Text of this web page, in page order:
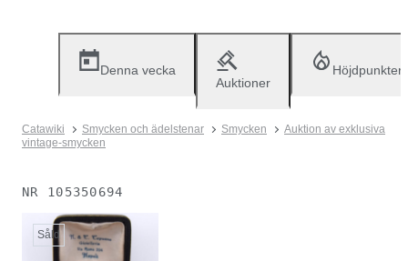
Denna vecka
Auktioner
Höjdpunkter
Catawiki Smycken och ädelstenar Smycken
Auktion av exklusiva
vintage-smycken
NR 105350694
Såld